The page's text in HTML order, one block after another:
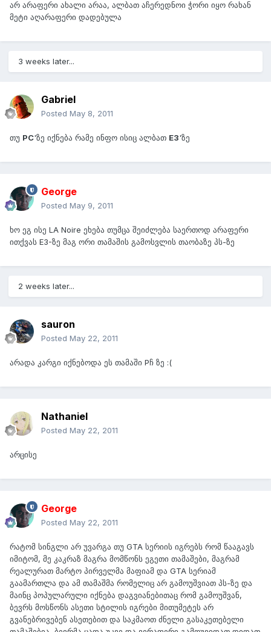
არ არაფერი ახალი არაა, ალბათ აჩერედნოი ჭორი იყო რახან
მეტი აღარაფერი დადებულა
3 weeks later...
Gabriel
Posted May 8, 2011
თუ PC'ზე იქნება რამე ინფო ისიც ალბათ E3'ზე
George
Posted May 9, 2011
ხო ეგ ისე LA Noire ეხება თუმცა შეიძლება საერთოდ არაფერი
ითქვას E3-ზე მაგ ორი თამაშის გამოსვლის თაობაზე პს-ზე
2 weeks later...
sauron
Posted May 22, 2011
არადა კარგი იქნებოდა ეს თამაში Pჩ ზე :(
Nathaniel
Posted May 22, 2011
არცისე
George
Posted May 22, 2011
რატომ სინგლი არ უვარგა თუ GTA სერიის იგრებს რომ წააგავს
იმიტომ, მე კაკრაზ მაგრა მომწონს ეგეთი თამაშები, მაგრამ
რეალურათ მარტო პირველმა მაფიამ და GTA სერიამ
გაამართლა და ამ თამაშმა რომელიც არ გამოუშვიათ პს-ზე და
მაინც პოპულარული იქნება დაგვიანებითაც რომ გამოუშვან,
ბევრს მოსწონს ასეთი სტილის იგრები მითუმეტეს არ
გვანებრივებენ ასეთებით და საკმაოთ ძნელი გასაკეთებელი